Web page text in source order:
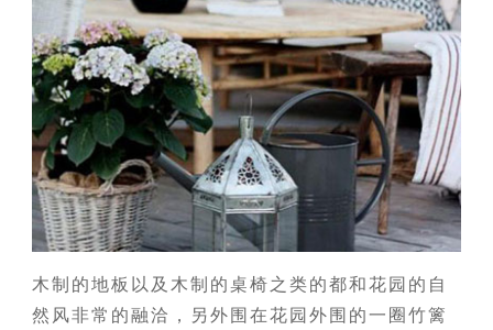
木制的地板以及木制的桌椅之类的都和花园的自
然风非常的融洽，另外围在花园外围的一圈竹篱